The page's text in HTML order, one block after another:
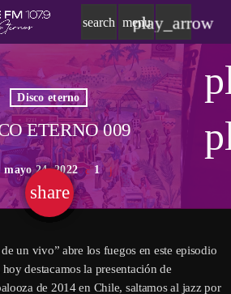
search menu
play_arrow
Disco eterno
ETERNO 009
mayo 24, 2022 1
share
email
un vivo” abre los fuegos en este episodio
destacamos la presentación de
de 2014 en Chile, saltamos al jazz por